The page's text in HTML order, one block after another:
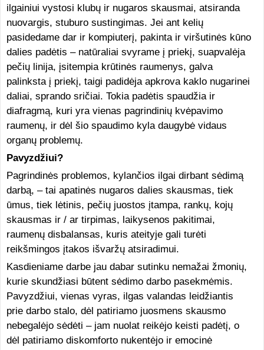
ilgainiui vystosi klubų ir nugaros skausmai, atsiranda
nuovargis, stuburo sustingimas. Jei ant kelių
pasidedame dar ir kompiuterį, pakinta ir viršutinės kūno
dalies padėtis – natūraliai svyrame į priekį, suapvalėja
pečių linija, įsitempia krūtinės raumenys, galva
palinksta į priekį, taigi padidėja apkrova kaklo nugarinei
daliai, sprando sričiai. Tokia padėtis spaudžia ir
diafragmą, kuri yra vienas pagrindinių kvėpavimo
raumenų, ir dėl šio spaudimo kyla daugybė vidaus
organų problemų.
Pavyzdžiui?
Pagrindinės problemos, kylančios ilgai dirbant sėdimą
darbą, – tai apatinės nugaros dalies skausmas, tiek
ūmus, tiek lėtinis, pečių juostos įtampa, rankų, kojų
skausmas ir / ar tirpimas, laikysenos pakitimai,
raumenų disbalansas, kuris ateityje gali turėti
reikšmingos įtakos išvaržų atsiradimui.
Kasdieniame darbe jau dabar sutinku nemažai žmonių,
kurie skundžiasi būtent sėdimo darbo pasekmėmis.
Pavyzdžiui, vienas vyras, ilgas valandas leidžiantis
prie darbo stalo, dėl patiriamo juosmens skausmo
nebegalėjo sėdėti – jam nuolat reikėjo keisti padėtį, o
dėl patiriamo diskomforto nukentėjo ir emocinė